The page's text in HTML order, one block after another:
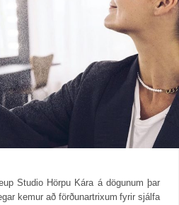
Studio Hörpu Kára á dögunum þar
kemur að förðunartrixum fyrir sjálfa